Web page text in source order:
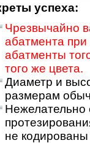
успеха:
Чрезвычайно
абатмента при
абатменты
того же цвета.
Диаметр и
размерам
Нежелательно
не кодированы